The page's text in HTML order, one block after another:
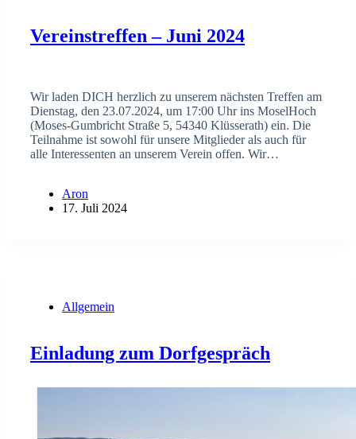
Vereinstreffen – Juni 2024
Wir laden DICH herzlich zu unserem nächsten Treffen am
Dienstag, den 23.07.2024, um 17:00 Uhr ins MoselHoch
(Moses-Gumbricht Straße 5, 54340 Klüsserath) ein. Die
Teilnahme ist sowohl für unsere Mitglieder als auch für
alle Interessenten an unserem Verein offen. Wir…
Aron
17. Juli 2024
Allgemein
Einladung zum Dorfgespräch